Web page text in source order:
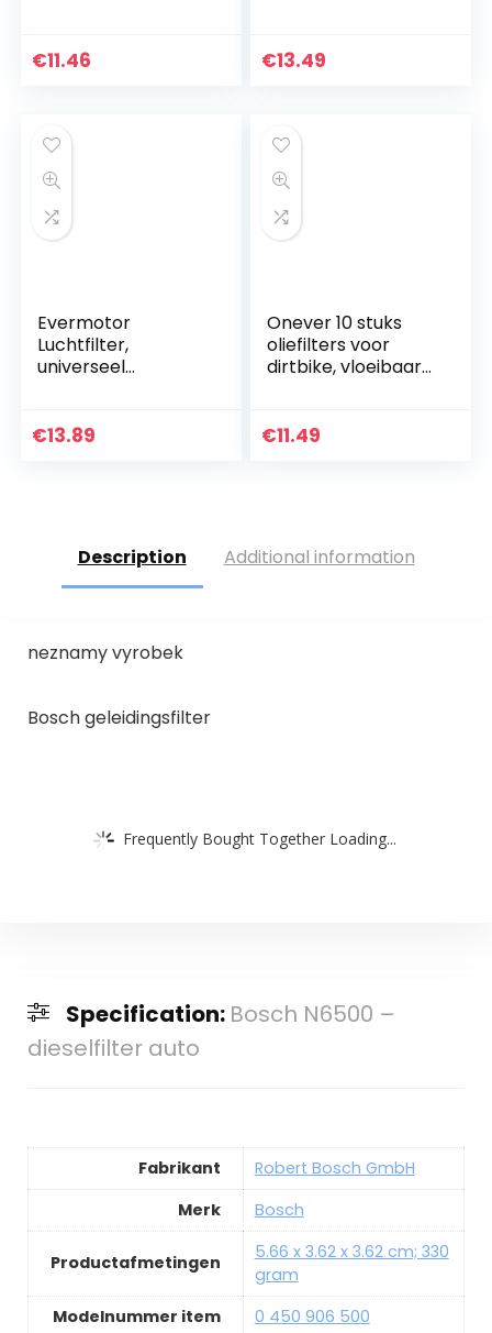
€11.46
ap.
€13.49
Evermotor
Luchtfilter,
universeel
motorfiets,
€13.89
Onever 10 stuks
oliefilters voor
dirtbike, vloeibaar
motorfiets, motor
€11.49
Description Additional information
neznamy vyrobek
Bosch geleidingsfilter
Frequently Bought Together Loading...
Specification: Bosch N6500 –
dieselfilter auto
Fabrikant
Robert Bosch GmbH
Merk
Bosch
Productafmetingen
5.66 x 3.62 x 3.62 cm; 330
gram
Modelnummer item
0 450 906 500